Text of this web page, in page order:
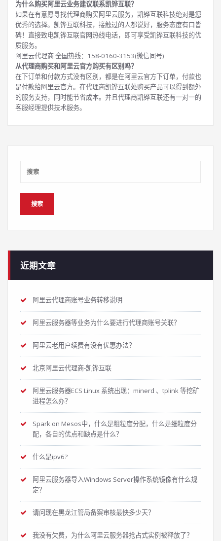
为什么购买阿里云业务建议联系凯铧互联？
如果在有意愿寻找代理商购买阿里云服务，凯铧互联科技绝对是您
优秀的选择。凯铧互联科技，接触过的人都说好，服务态度有口皆
碑！直接致电凯铧互联官网热线电话，即可享受凯铧互联科技的优
质服务。
阿里云代理商 全国热线：158-0160-3153(微信同号)
从代理商购买和阿里云官方购买有区别吗？
在下订单和付款方式没有区别，都是在阿里云官方下订单，付款也
是付款给阿里云官方。在代理商凯铧互联处购买产品可以得到额外
的服务支持，同时能节省成本。并且代理商凯铧互联还有一对一的
客服经理提供技术服务。
近期文章
阿里云代理商账号业务转移说明
阿里云服务器等业务为什么要进行代理商账号关联？
阿里云老用户续费有没有优惠办法？
北京阿里云代理商-凯铧互联
阿里云服务器ECS Linux 系统出现：minerd 、tplink 等挖矿
进程怎么办？
Spark on Mesos中，什么是粗粒度分配，什么是细粒度分
配，各自的优点和缺点是什么？
什么是ipv6?
阿里云服务器导入Windows Server操作系统镜像有什么规
定？
请问现在黑龙江管局备案审核最快多少天？
我没有欠费，为什么阿里云服务器抢占式实例被释放了？